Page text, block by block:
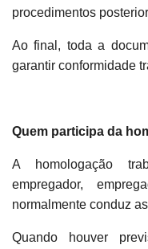
procedimentos
Ao final, toda a
garantir conformidade
Quem participa da
A homologação
empregador,
normalmente conduz
Quando houver